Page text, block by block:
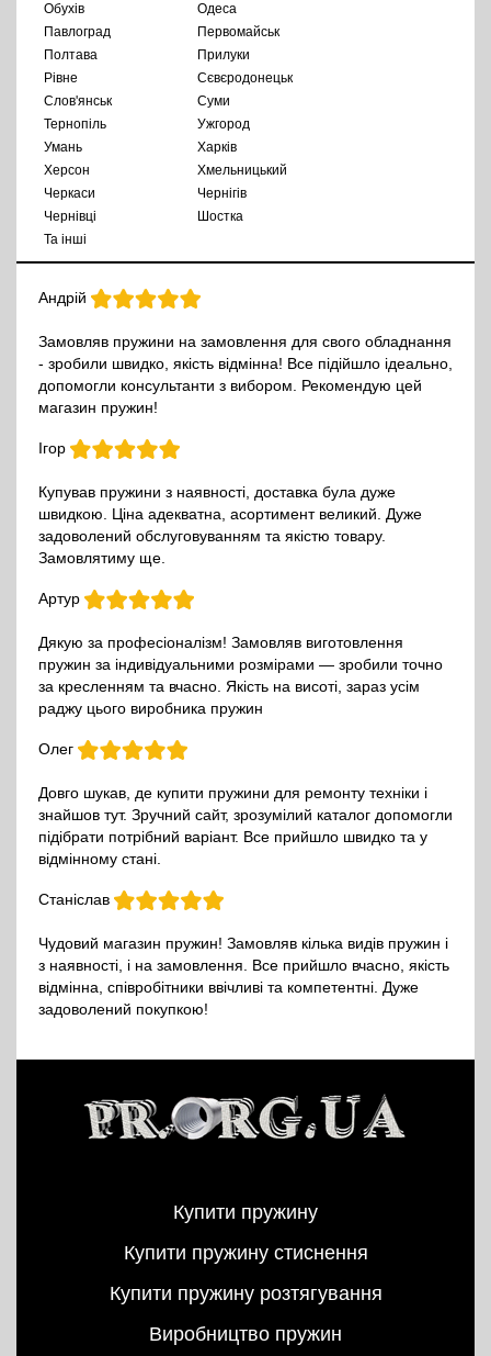
Обухів
Одеса
Павлоград
Первомайськ
Полтава
Прилуки
Рівне
Сєвєродонецьк
Слов'янськ
Суми
Тернопіль
Ужгород
Умань
Харків
Херсон
Хмельницький
Черкаси
Чернігів
Чернівці
Шостка
Та інші
Андрій
Замовляв пружини на замовлення для свого обладнання
- зробили швидко, якість відмінна! Все підійшло ідеально,
допомогли консультанти з вибором. Рекомендую цей
магазин пружин!
Ігор
Купував пружини з наявності, доставка була дуже
швидкою. Ціна адекватна, асортимент великий. Дуже
задоволений обслуговуванням та якістю товару.
Замовлятиму ще.
Артур
Дякую за професіоналізм! Замовляв виготовлення
пружин за індивідуальними розмірами — зробили точно
за кресленням та вчасно. Якість на висоті, зараз усім
раджу цього виробника пружин
Олег
Довго шукав, де купити пружини для ремонту техніки і
знайшов тут. Зручний сайт, зрозумілий каталог допомогли
підібрати потрібний варіант. Все прийшло швидко та у
відмінному стані.
Станіслав
Чудовий магазин пружин! Замовляв кілька видів пружин і
з наявності, і на замовлення. Все прийшло вчасно, якість
відмінна, співробітники ввічливі та компетентні. Дуже
задоволений покупкою!
Купити пружину
Купити пружину стиснення
Купити пружину розтягування
Виробництво пружин